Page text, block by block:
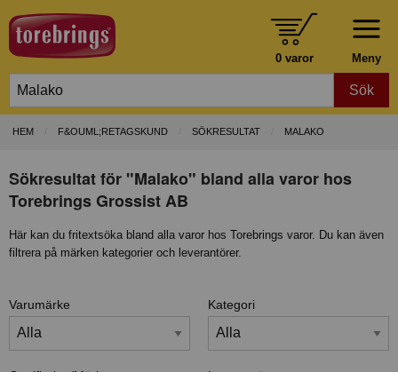
Meny
0 varor
Sök
HEM F&OUML;RETAGSKUND SÖKRESULTAT MALAKO
Sökresultat för "Malako" bland alla varor hos
Torebrings Grossist AB
Här kan du fritextsöka bland alla varor hos Torebrings varor. Du kan även
filtrera på märken kategorier och leverantörer.
Varumärke Kategori